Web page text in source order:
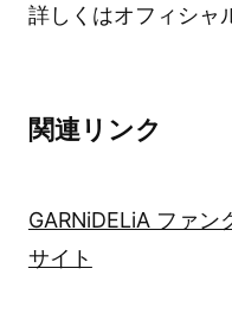
詳しくはオフィシャ
関連リンク
GARNiDELiA ファ
サイト